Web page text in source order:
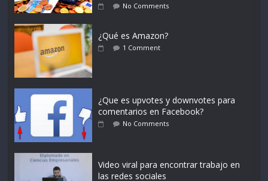
No Comments
¿Qué es Amazon?
1 Comment
¿Que es upvotes y downvotes para
comentarios en Facebook?
No Comments
Video viral para encontrar trabajo en
las redes sociales